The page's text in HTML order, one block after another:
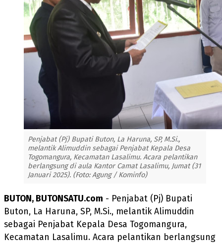
Penjabat (Pj) Bupati Buton, La Haruna, SP, M.Si.,
melantik Alimuddin sebagai Penjabat Kepala Desa
Togomangura, Kecamatan Lasalimu. Acara pelantikan
berlangsung di aula Kantor Camat Lasalimu, Jumat (31
Januari 2025). (Foto: Agung / Kominfo)
BUTON, BUTONSATU.com - Penjabat (Pj) Bupati
Buton, La Haruna, SP, M.Si., melantik Alimuddin
sebagai Penjabat Kepala Desa Togomangura,
Kecamatan Lasalimu. Acara pelantikan berlangsung